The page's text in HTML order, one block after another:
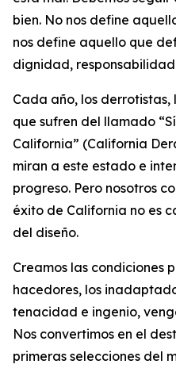
bien. No nos define
nos define aquello que
dignidad,
Cada año, los derrotistas,
que sufren del llamado
California” (California
miran a este estado e
progreso. Pero nosotros
éxito de California no es
del diseño.
Creamos las condiciones
hacedores, los
tenacidad e ingenio,
Nos convertimos en el
primeras selecciones del